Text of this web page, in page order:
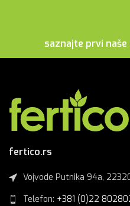
saznajte prvi
fertico.rs
Vojvode Putnika 94a,
Telefon: +381 (0)22